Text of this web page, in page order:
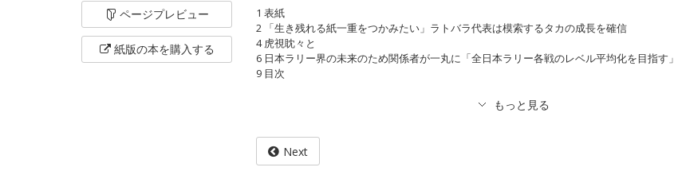
ページプレビュー
紙版の本を購入する
1 表紙
2 「生き残れる紙一重をつかみたい」ラトバラ代表は模索するタカの成長を確信
4 虎視眈々と
6 日本ラリー界の未来のため関係者が一丸に「全日本ラリー各戦のレベル平均化を目指す」
9 目次
Next